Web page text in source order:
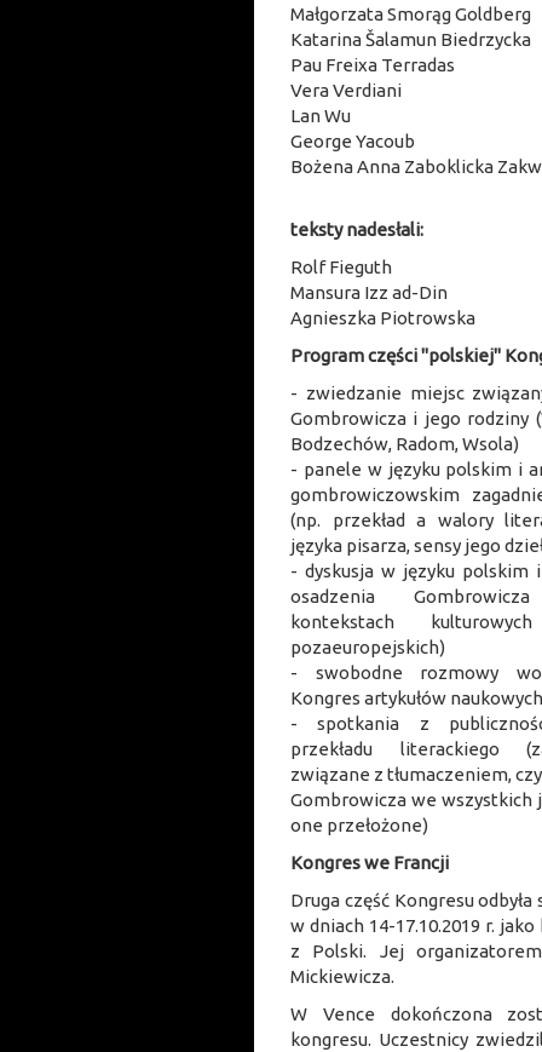
Małgorzata Smorąg Goldberg
Katarina Šalamun Biedrzycka
Pau Freixa Terradas
Vera Verdiani
Lan Wu
George Yacoub
Bożena Anna Zaboklicka
teksty nadesłali:
Rolf Fieguth
Mansura Izz ad-Din
Agnieszka Piotrowska
Program części "polskiej"
- zwiedzanie miejsc
Gombrowicza i jego rodziny
Bodzechów, Radom, Wsola)
- panele w języku polskim i
gombrowiczowskim
(np. przekład a walory
języka pisarza, sensy jego
- dyskusja w języku
osadzenia
kontekstach
pozaeuropejskich)
- swobodne rozmowy
Kongres artykułów naukowych
- spotkania z
przekładu literackiego
związane z tłumaczeniem,
Gombrowicza we wszystkich
one przełożone)
Kongres we Francji
Druga część Kongresu
w dniach 14-17.10.2019 r.
z Polski. Jej
Mickiewicza.
W Vence dokończona
kongresu. Uczestnicy